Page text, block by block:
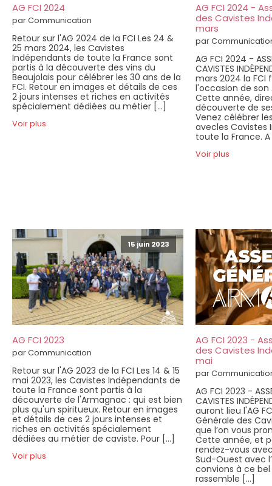
AG FCI 2024
par Communication
Retour sur l'AG 2024 de la FCI Les 24 &
25 mars 2024, les Cavistes
Indépendants de toute la France sont
partis à la découverte des vins du
Beaujolais pour célébrer les 30 ans de la
FCI. Retour en images et détails de ces
2 jours intenses et riches en activités
spécialement dédiées au métier […]
Voir plus
AG FCI 2024 -
des Cavistes
mars
par
AG FCI 2024 -
CAVISTES
mars 2024 la FCI
l'occasion de son
Cette année,
découverte de
Venez célébrer
avecles Cavistes
toute la France.
Voir plus
15 juin 2023
AG FCI 2023
par Communication
Retour sur l'AG 2023 de la FCI Les 14 & 15
mai 2023, les Cavistes Indépendants de
toute la France sont partis à la
découverte de l'Armagnac : qui est bien
plus qu'un spiritueux. Retour en images
et détails de ces 2 jours intenses et
riches en activités spécialement
dédiées au métier de caviste. Pour […]
Voir plus
AG FCI 2023 -
des Cavistes
mai
par
AG FCI 2023 -
CAVISTES
auront lieu l'AG
Générale des
que l’on vous
Cette année, et
rendez-vous
Sud-Ouest avec
convions à ce
rassemble […]